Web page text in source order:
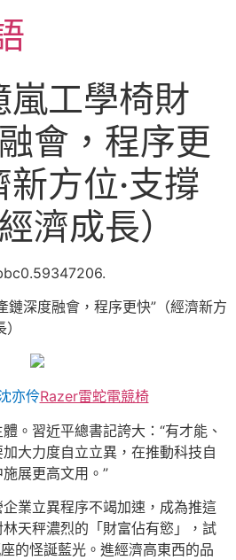
嵐工學椅財
會，程序更
方位·支撐
濟成長）
鏈深度融會，程序更快”（經濟新方
亦伶Razer雷蛇電競椅
。習近平總書記誇大：“有才能、
大力度自立立異，在推動科技自
展更高文用。”
業立異程序不竭加速，成為推這
天秤濃烈的「財富佔有慾」，試
的怪誕藍光。進經濟高東西的品